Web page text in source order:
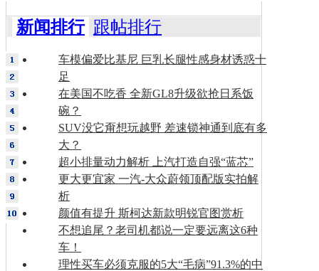
新闻排行 跟帖排行
车模偏爱比基尼 巨乳长腿性感身材诱惑十
足
在美国不吃香 全新GL8升级欲抢日系饭
碗？
SUV没它甭想玩越野 差速锁神通到底有多
大？
超小排量动力解析 上汽打造自强“蓝芯”
更大更宜家 一汽-大众蔚领顶配版实拍解
析
颜值有提升 斯柯达新款明锐官图赏析
不想追尾？老司机都说一定要远离这6种
车！
理性买车必须克服的5大“毛病”91.3%的中